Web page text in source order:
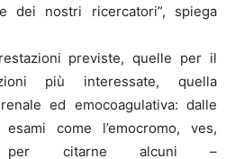
dei nostri ricercatori”, spiega
previste, quelle per il
più interessate, quella
ed emocoagulativa: dalle
come l’emocromo, ves,
per citarne alcuni –